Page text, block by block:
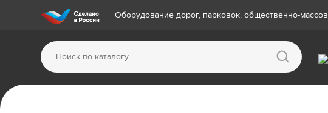
Оборудование дорог, парковок, общественно-